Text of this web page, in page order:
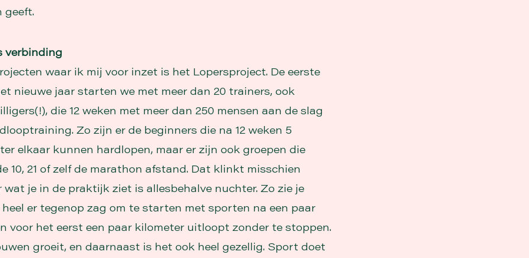
geeft.
verbinding
waar ik mij voor inzet is het Lopersproject. De eerste
nieuwe jaar starten we met meer dan 20 trainers, ook
die 12 weken met meer dan 250 mensen aan de slag
Zo zijn er de beginners die na 12 weken 5
elkaar kunnen hardlopen, maar er zijn ook groepen die
10, 21 of zelf de marathon afstand. Dat klinkt misschien
wat je in de praktijk ziet is allesbehalve nuchter. Zo zie je
heel er tegenop zag om te starten met sporten na een paar
voor het eerst een paar kilometer uitloopt zonder te stoppen.
groeit, en daarnaast is het ook heel gezellig. Sport doet